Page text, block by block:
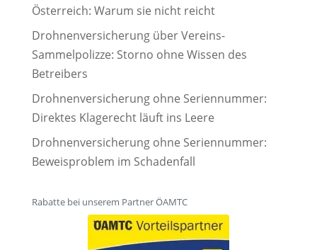
Österreich: Warum sie nicht reicht
Drohnenversicherung über Vereins-
Sammelpolizze: Storno ohne Wissen des
Betreibers
Drohnenversicherung ohne Seriennummer:
Direktes Klagerecht läuft ins Leere
Drohnenversicherung ohne Seriennummer:
Beweisproblem im Schadenfall
Rabatte bei unserem Partner ÖAMTC